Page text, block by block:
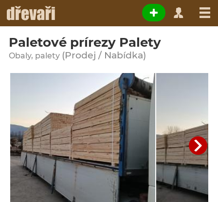
Paletové prírezy Palety
Obaly, palety (Prodej / Nabídka)